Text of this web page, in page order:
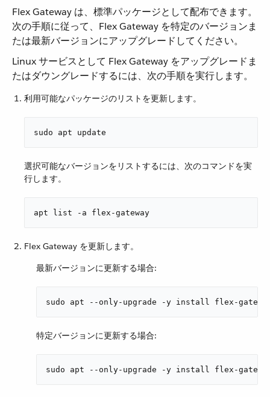
Flex Gateway は、標準パッケージとして配布できます。
次の手順に従って、Flex Gateway を特定のバージョンま
たは最新バージョンにアップグレードしてください。
Linux サービスとして Flex Gateway をアップグレードま
たはダウングレードするには、次の手順を実行します。
利用可能なパッケージのリストを更新します。
sudo apt update
選択可能なバージョンをリストするには、次のコマンドを実
行します。
apt list -a flex-gateway
Flex Gateway を更新します。
最新バージョンに更新する場合:
sudo apt --only-upgrade -y install flex-
特定バージョンに更新する場合:
sudo apt --only-upgrade -y install flex-